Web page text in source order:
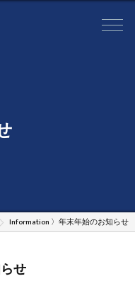
Information 〉年末年始のお知らせ
せ